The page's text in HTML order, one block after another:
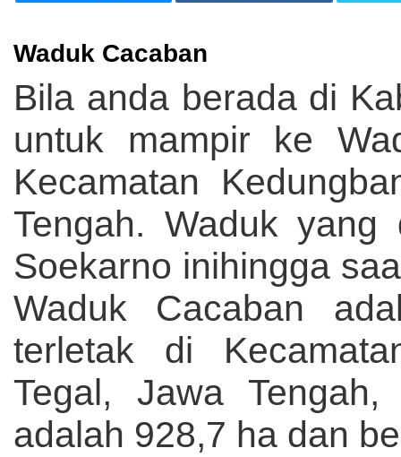
Waduk Cacaban
Bila anda berada di
untuk mampir ke
Kecamatan
Tengah. Waduk yang
Soekarno inihingga
Waduk Cacaban
terletak di
Tegal, Jawa
adalah 928,7 ha dan